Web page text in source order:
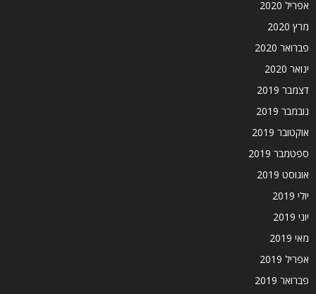
אפריל 2020
מרץ 2020
פברואר 2020
ינואר 2020
דצמבר 2019
נובמבר 2019
אוקטובר 2019
ספטמבר 2019
אוגוסט 2019
יולי 2019
יוני 2019
מאי 2019
אפריל 2019
פברואר 2019